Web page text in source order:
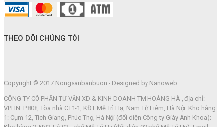
THEO DÕI CHÚNG TÔI
Copyright © 2017 Nongsanbanbuon - Designed by Nanoweb.
CÔNG TY CỔ PHẦN TƯ VẤN XD & KINH DOANH TM HOÀNG HÀ , địa chỉ:
VPHN: P.808, Tòa nhà CT1-1, KĐT Mễ Trì Hạ, Nam Từ Liêm, Hà Nội. Kho hàng
1: Cụm 12, Tích Giang, Phúc Thọ, Hà Nội (đối diện Công ty Giày Anh Khoa);